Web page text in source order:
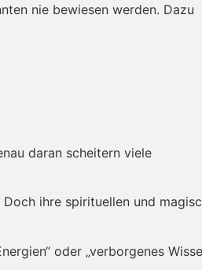
nie bewiesen werden. Dazu
daran scheitern viele
ihre spirituellen und
oder „verborgenes